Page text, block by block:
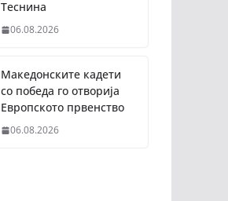
Теснина
06.08.2026
Македонските кадети
со победа го отворија
Европското првенство
06.08.2026